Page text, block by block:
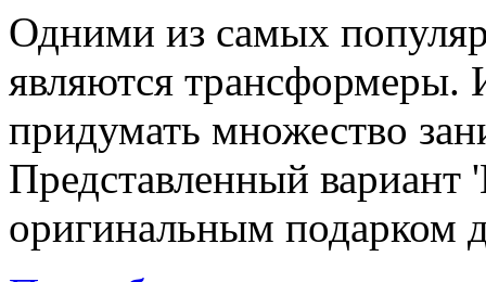
Одними из самых
являются
придумать множество
Представленный
оригинальным подарком